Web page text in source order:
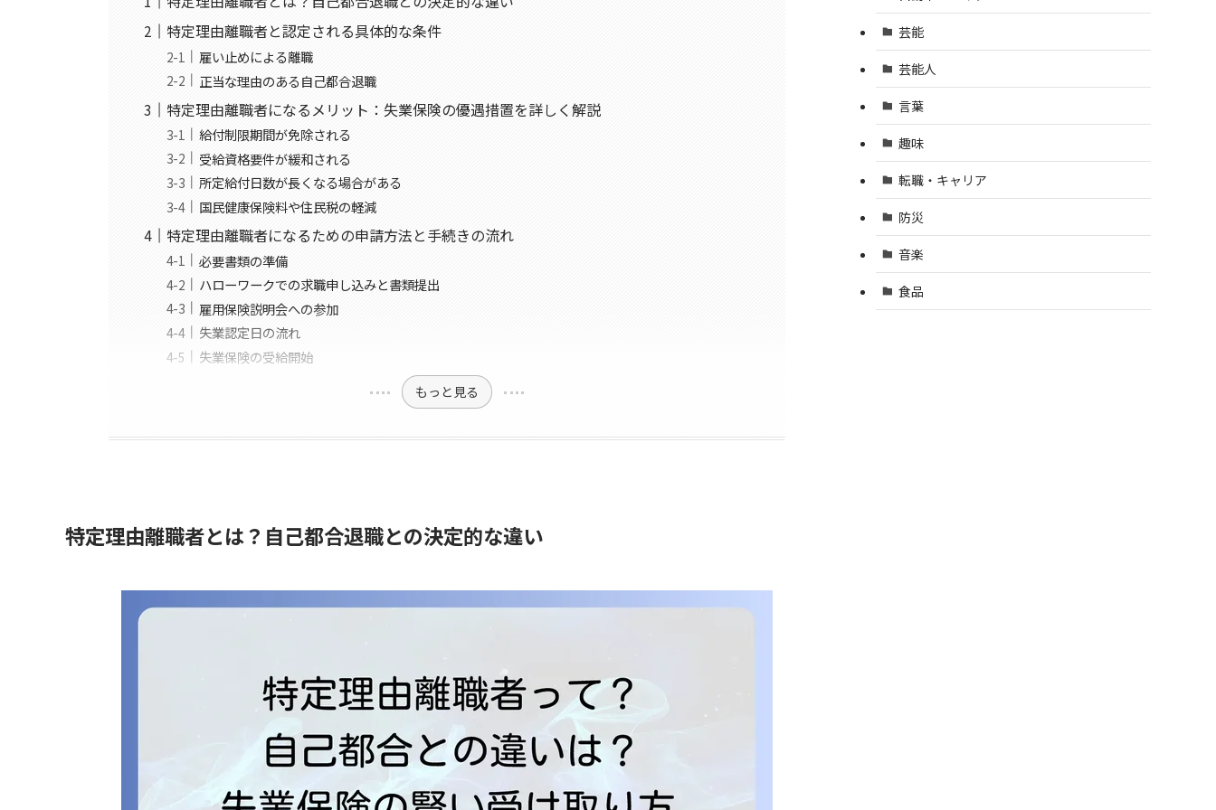
特定理由離職者と認定される具体的な条件
雇い止めによる離職
正当な理由のある自己都合退職
特定理由離職者になるメリット：失業保険の優遇措置を詳しく解説
給付制限期間が免除される
受給資格要件が緩和される
所定給付日数が長くなる場合がある
国民健康保険料や住民税の軽減
特定理由離職者になるための申請方法と手続きの流れ
必要書類の準備
ハローワークでの求職申し込みと書類提出
雇用保険説明会への参加
失業認定日の流れ
失業保険の受給開始
もっと見る
特定理由離職者とは？自己都合退職との決定的な違い
芸能
芸能人
言葉
趣味
転職・キャリア
防災
音楽
食品